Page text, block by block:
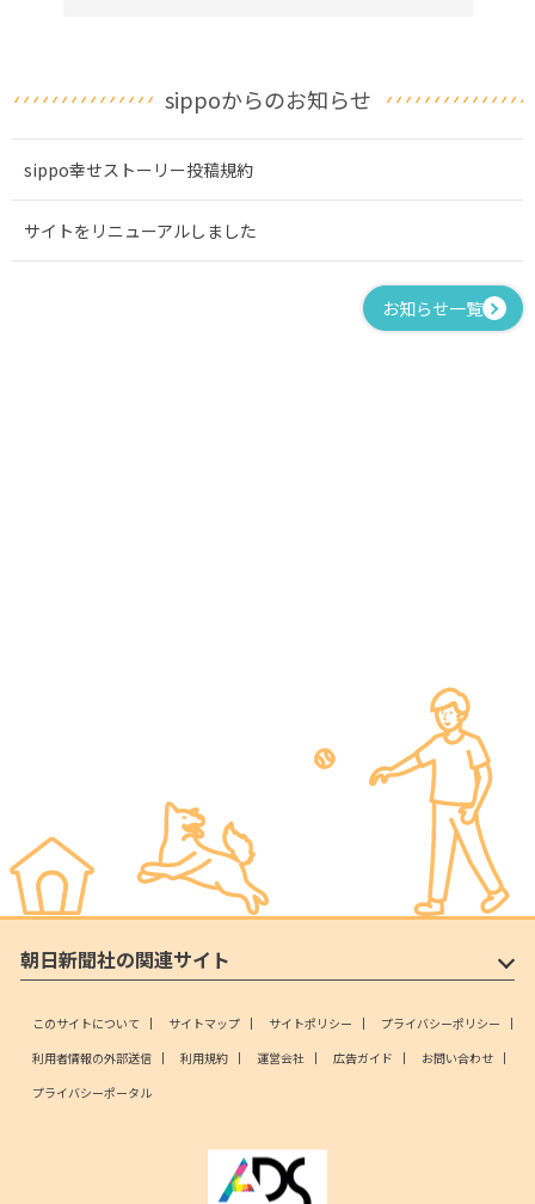
sippoからのお知らせ
sippo幸せストーリー投稿規約
サイトをリニューアルしました
お知らせ一覧
朝日新聞社の関連サイト
このサイトについて サイトマップ サイトポリシー
プライバシーポリシー
利用者情報の外部送信
利用規約 運営会社 広告ガイド
お問い合わせ
プライバシーポータル